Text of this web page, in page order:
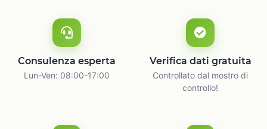
Consulenza esperta
Lun-Ven: 08:00-17:00
Verifica dati gratuita
Controllato dal mostro di
controllo!